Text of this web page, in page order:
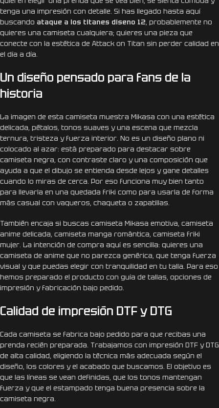
tenga una impresión con detalle. Si has llegado hasta aquí
buscando ataque a los titanes diseno 12, probablemente no
quieres una camiseta cualquiera; quieres una pieza que
conecte con la estética de Attack on Titan sin perder calidad en
el día a día.
Un diseño pensado para fans de la
historia
La imagen de esta camiseta muestra Mikasa con una estética
delicada, pétalos, tonos suaves y una escena que mezcla
ternura, tristeza y fuerza interior. No es un diseño plano ni
colocado al azar: está preparado para destacar sobre
camiseta negra, con contraste claro y una composición que
ayuda a que el dibujo se entienda desde lejos y gane detalles
cuando lo miras de cerca. Por eso funciona muy bien tanto
para llevarla en una quedada friki como para usarla de forma
más casual con vaqueros, chaqueta o zapatillas.
También encaja si buscas camiseta Mikasa emotiva, camiseta
anime delicada, camiseta manga romántica, camiseta friki
mujer. La intención de compra aquí es sencilla: quieres una
camiseta de anime que no parezca genérica, que tenga fuerza
visual y que puedas elegir con tranquilidad en tu talla. Para eso
hemos preparado el producto con guía de tallas, opciones de
impresión y fabricación bajo pedido.
Calidad de impresión DTF y DTG
Cada camiseta se fabrica bajo pedido para que recibas una
prenda recién preparada. Trabajamos con impresión DTF y DTG
de alta calidad, eligiendo la técnica más adecuada según el
diseño, los colores y el acabado que buscamos. El objetivo es
que las líneas se vean definidas, que los tonos mantengan
fuerza y que el estampado tenga buena presencia sobre la
camiseta negra.